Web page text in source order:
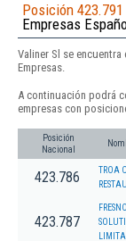
Posición 423.791
Empresas
Valiner Sl se
Empresas.
A continuación podrá
empresas con
Posición
Nacional
423.786
TROA
423.787